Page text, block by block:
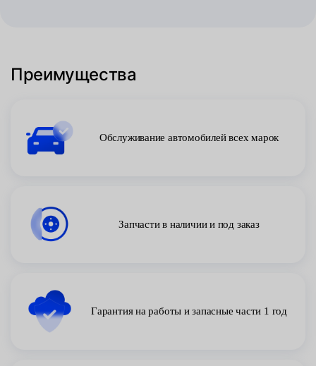
Преимущества
Обслуживание автомобилей всех марок
Запчасти в наличии и под заказ
Гарантия на работы и запасные части 1 год